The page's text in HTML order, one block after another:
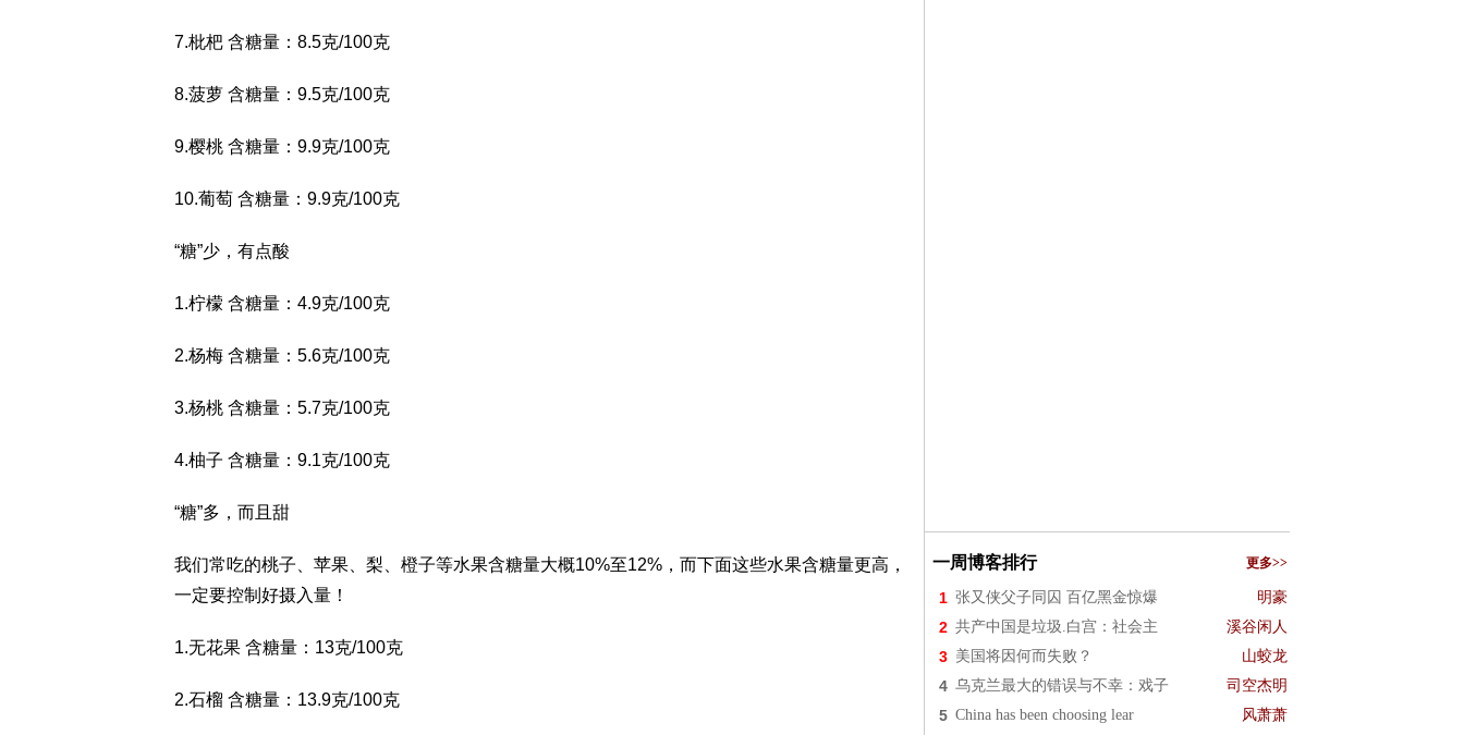
7.枇杷 含糖量：8.5克/100克
8.菠萝 含糖量：9.5克/100克
9.樱桃 含糖量：9.9克/100克
10.葡萄 含糖量：9.9克/100克
“糖”少，有点酸
1.柠檬 含糖量：4.9克/100克
2.杨梅 含糖量：5.6克/100克
3.杨桃 含糖量：5.7克/100克
4.柚子 含糖量：9.1克/100克
“糖”多，而且甜
我们常吃的桃子、苹果、梨、橙子等水果含糖量大概10%至12%，而下面这些水果含糖量更高，
一定要控制好摄入量！
1.无花果 含糖量：13克/100克
2.石榴 含糖量：13.9克/100克
一周博客排行 更多>>
1 张又侠父子同囚 百亿黑金惊爆 明豪
2 共产中国是垃圾.白宫：社会主 溪谷闲人
3 美国将因何而失败？ 山蛟龙
4 乌克兰最大的错误与不幸：戏子 司空杰明
5 China has been choosing lear 风萧萧